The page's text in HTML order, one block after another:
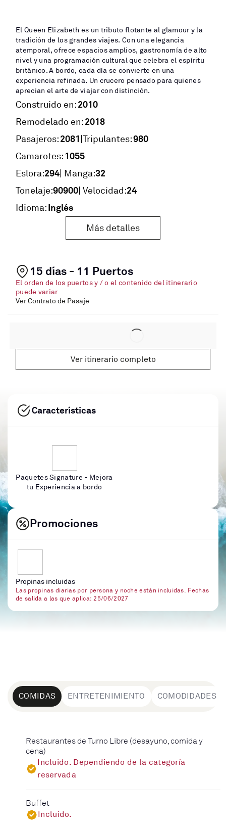
El Queen Elizabeth es un tributo flotante al glamour y la
tradición de los grandes viajes. Con una elegancia
atemporal, ofrece espacios amplios, gastronomía de alto
nivel y una programación cultural que celebra el espíritu
británico. A bordo, cada día se convierte en una
experiencia refinada. Un crucero pensado para quienes
aprecian el arte de viajar con distinción.
Construido en:2010
Remodelado en:2018
Pasajeros:2081|Tripulantes:980
Camarotes: 1055
Eslora:294| Manga:32
Tonelaje:90900| Velocidad:24
Idioma:Inglés
Más detalles
15 días - 11 Puertos
El orden de los puertos y / o el contenido del itinerario
puede variar
Ver Contrato de Pasaje
Ver itinerario completo
Características
Paquetes Signature - Mejora
tu Experiencia a bordo
Promociones
Propinas incluidas
Las propinas diarias por persona y noche están incluidas. Fechas
de salida a las que aplica: 25/06/2027
COMIDAS ENTRETENIMIENTO COMODIDADES
Restaurantes de Turno Libre (desayuno, comida y
cena)
Incluido. Dependiendo de la categoría
reservada
Buffet
Incluido.